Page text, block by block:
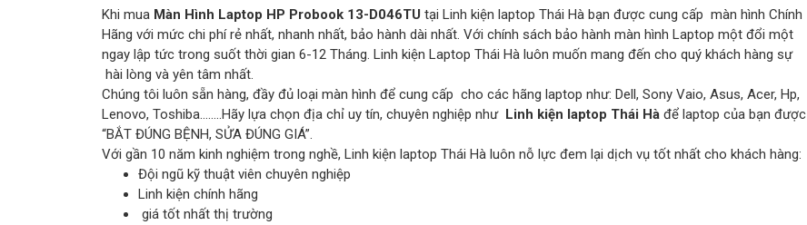
Khi mua Màn Hình Laptop HP Probook 13-D046TU tại Linh kiện laptop Thái Hà bạn được cung cấp màn hình Chính
Hãng với mức chi phí rẻ nhất, nhanh nhất, bảo hành dài nhất. Với chính sách bảo hành màn hình Laptop một đổi một
ngay lập tức trong suốt thời gian 6-12 Tháng. Linh kiện Laptop Thái Hà luôn muốn mang đến cho quý khách hàng sự
hài lòng và yên tâm nhất.
Chúng tôi luôn sẵn hàng, đầy đủ loại màn hình để cung cấp cho các hãng laptop như: Dell, Sony Vaio, Asus, Acer, Hp,
Lenovo, Toshiba……..Hãy lựa chọn địa chỉ uy tín, chuyên nghiệp như Linh kiện laptop Thái Hà để laptop của bạn được
“BẮT ĐÚNG BỆNH, SỬA ĐÚNG GIÁ”.
Với gần 10 năm kinh nghiệm trong nghề, Linh kiện laptop Thái Hà luôn nỗ lực đem lại dịch vụ tốt nhất cho khách hàng:
Đội ngũ kỹ thuật viên chuyên nghiệp
Linh kiện chính hãng
giá tốt nhất thị trường